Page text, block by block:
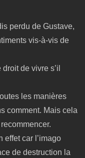
perdu de Gustave,
vis-à-vis de
de vivre s’il
les manières
comment. Mais cela
effet car l’imago
de destruction la